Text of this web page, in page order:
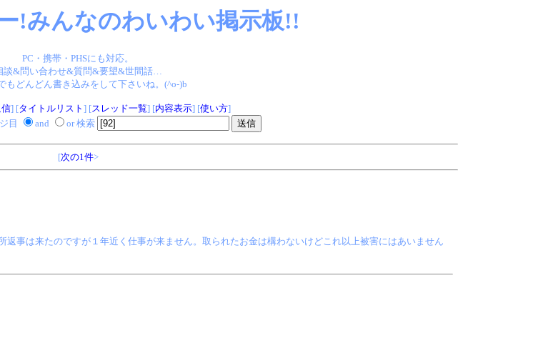
!みんなのわいわい掲示板!!
PC・携帯・PHSにも対応。
談&問い合わせ&質問&要望&世間話…
もどんどん書き込みをして下さいね。(^o-)b
] [タイトルリスト ] [スレッド一覧] [内容表示] [使い方]
目 and or 検索
[次の1件>
事は来たのですが１年近く仕事が来ません。取られたお金は構わないけどこれ以上被害にはあいません